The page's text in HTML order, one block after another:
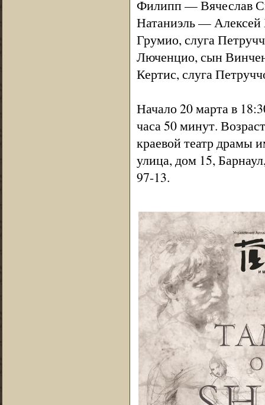
Филипп — Вячеслав
Натаниэль — Алексей
Грумио, слуга
Люченцио, сын
Кертис, слуга
Начало 20 марта в
часа 50 минут.
краевой театр
улица, дом 15,
97-13.